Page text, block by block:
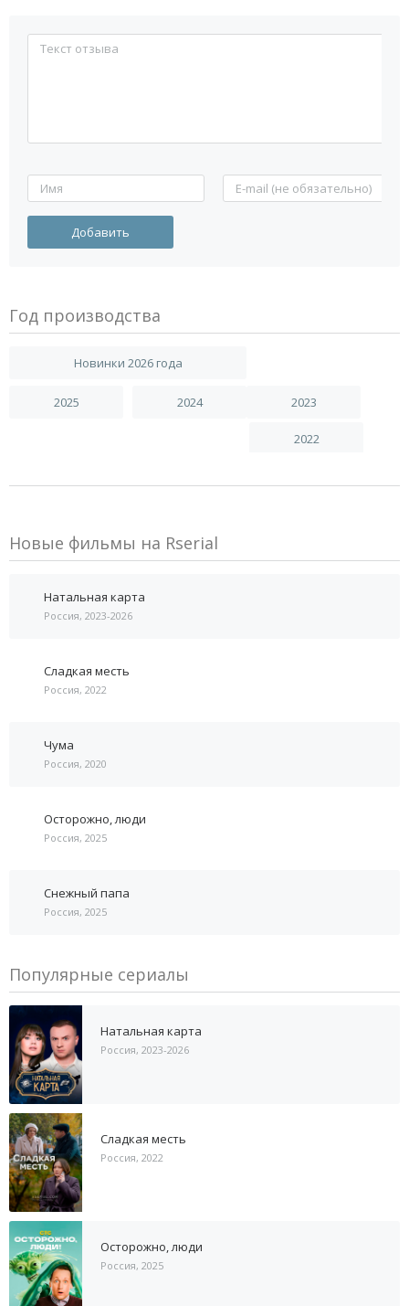
Год производства
Новинки 2026 года
2025 2024 2023
2022
Новые фильмы на Rserial
Натальная карта
Россия, 2023-2026
Сладкая месть
Россия, 2022
Чума
Россия, 2020
Осторожно, люди
Россия, 2025
Снежный папа
Россия, 2025
Популярные сериалы
Натальная карта
Россия, 2023-2026
Сладкая месть
Россия, 2022
Осторожно, люди
Россия, 2025